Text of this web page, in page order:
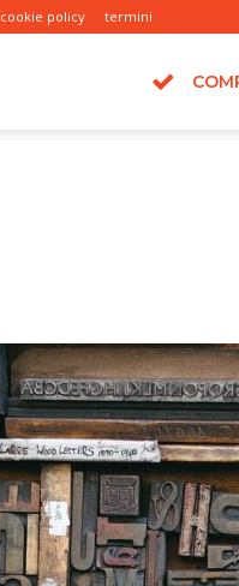
cookie policy termini